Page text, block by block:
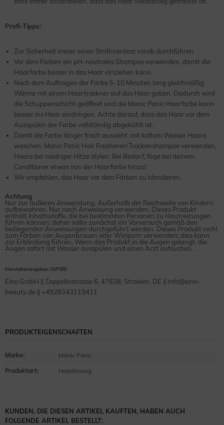
Profi-Tipps:
Zur Sicherheit immer einen Strähnentest vorab durchführen.
Vor dem Färben ein pH-neutrales Shampoo verwenden, damit die
Haarfarbe besser in das Haar einziehen kann.
Nach dem Auftragen der Farbe 5-10 Minuten lang gleichmäßig
Wärme mit einem Haartrockner auf das Haar geben. Dadurch wird
die Schuppenschicht geöffnet und die Manic Panic Haarfarbe kann
besser ins Haar eindringen. Achte darauf, dass das Haar vor dem
Ausspülen der Farbe vollständig abgekühlt ist.
Damit die Farbe länger frisch aussieht: mit kaltem Wasser Haare
waschen, Manic Panic Hair Freshener/Trockenshampoo verwenden,
Haare bei niedriger Hitze stylen. Bei Bedarf, füge bei deinem
Conditioner etwas von der Haarfarbe hinzu!
Wir empfehlen, das Haar vor dem Färben zu blondieren.
Achtung
Nur zur äußeren Anwendung. Außerhalb der Reichweite von Kindern
aufbewahren. Nur nach Anweisung verwenden. Dieses Produkt
enthält Inhaltsstoffe, die bei bestimmten Personen zu Hautreizungen
führen können; daher sollte zunächst ein Vorversuch gemäß den
beiliegenden Anweisungen durchgeführt werden. Dieses Produkt nicht
zum Färben von Augenbrauen oder Wimpern verwenden; dies kann
zur Erblindung führen. Wenn das Produkt in die Augen gelangt, die
Augen sofort mit Wasser ausspülen und einen Arzt aufsuchen.
Herstellerangaben (GPSR)
Eino GmbH || Zeppelinstrasse 6, 47638, Straelen, DE || info@eino-
beauty.de || +4928343119411
PRODUKTEIGENSCHAFTEN
Marke: Manic Panic
Produktart: Haartönung
KUNDEN, DIE DIESEN ARTIKEL KAUFTEN, HABEN AUCH
FOLGENDE ARTIKEL BESTELLT: